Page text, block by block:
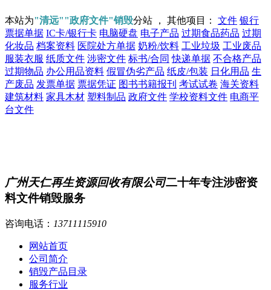
本站为"清远""政府文件"销毁分站 ， 其他项目： 文件 银行
票据单据 IC卡/银行卡 电脑硬盘 电子产品 过期食品药品 过期
化妆品 档案资料 医院处方单据 奶粉/饮料 工业垃圾 工业废品
服装衣服 纸质文件 涉密文件 标书/合同 快递单据 不合格产品
过期物品 办公用品资料 假冒伪劣产品 纸皮/包装 日化用品 生
产废品 发票单据 票据凭证 图书书籍报刊 考试试卷 海关资料
建筑材料 家具木材 塑料制品 政府文件 学校资料文件 电商平
台文件
广州天仁再生资源回收有限公司二十年专注涉密资
料文件销毁服务
咨询电话： 13711115910
网站首页
公司简介
销毁产品目录
服务行业